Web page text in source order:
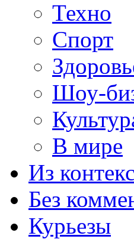
Техно
Спорт
Шоу-
В мире
Из
Без
Курьезы